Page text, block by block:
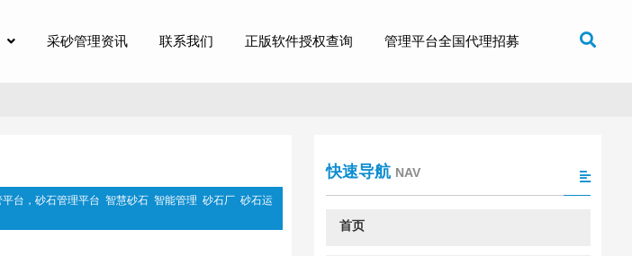
采砂管理资讯 联系我们 正版软件授权查询 管理平台全国代理招募
台，砂石管理平台 智慧砂石 智能管理 砂石厂 砂石运
快速导航 NAV
首页